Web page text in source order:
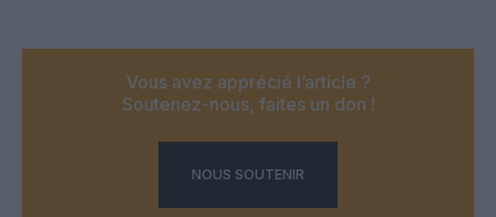
Vous avez apprécié l’article ?
Soutenez-nous, faites un don !
NOUS SOUTENIR